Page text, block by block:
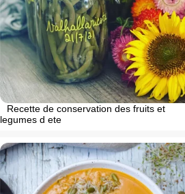
Recette de conservation des fruits et
legumes d ete